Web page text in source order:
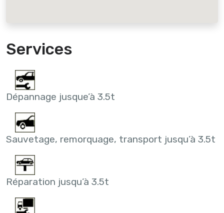
Services
Dépannage jusque’à 3.5t
Sauvetage, remorquage, transport jusqu’à 3.5t
Réparation jusqu’à 3.5t